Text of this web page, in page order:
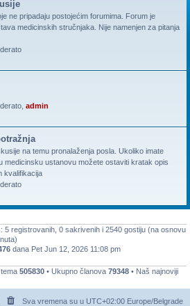
ne pripadaju postojećim forumima. Forum je
medicinskih stručnjaka. Nije namenjen za pitanja
admin
na temu pronalaženja posla. Ukoliko imate
medicinsku ustanovu možete ostaviti kratak opis
kvalifikacija
5 registrovanih, 0 sakrivenih i 2540 gostiju (na osnovu
dana Pet Jun 12, 2026 11:08 pm
505830 • Ukupno članova 79348 • Naš najnoviji
Sva vremena su u UTC+02:00 Europe/Belgrade